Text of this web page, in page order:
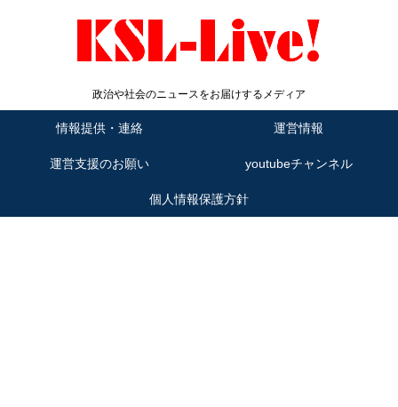
政治や社会のニュースをお届けするメディア
情報提供・連絡 運営情報
運営支援のお願い youtubeチャンネル
個人情報保護方針